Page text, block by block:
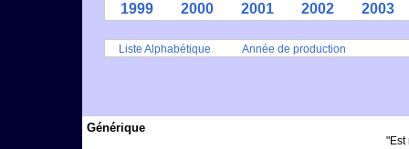
1999
2000 2001 2002 2003
Liste Alphabétique Année de production
Générique
"Est